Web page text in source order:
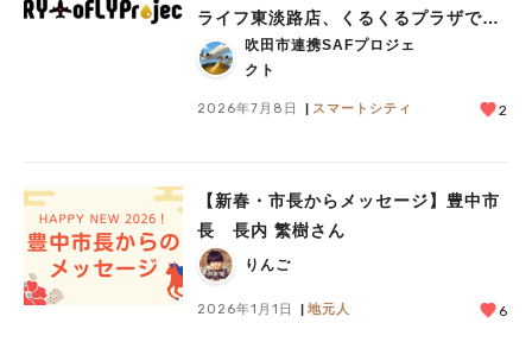
ライフ東淡路店、くるくるプラザで見
学会を実施吹田市連携SAFプロジェ
クト
2026年7月8日 スマートシティ 2
【新春・市長からメッセージ】豊中市
長 長内 繁樹さん
りんご
2026年1月1日 地元人 6